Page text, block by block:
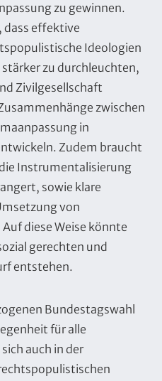
zu gewinnen.
dass effektive
Ideologien
zu durchleuchten,
Zivilgesellschaft
zwischen
in
Zudem braucht
Instrumentalisierung
sowie klare
von
diese Weise könnte
gerechten und
entstehen.
Bundestagswahl
für alle
auch in der